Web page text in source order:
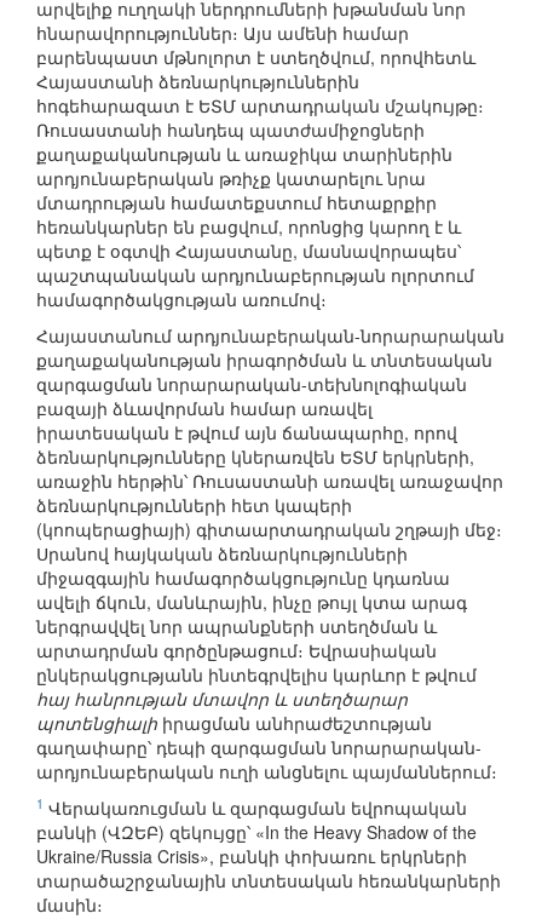
արվելիք ուղղակի ներդրումների խթանման նոր
հնարավորություններ։ Այս ամենի համար
բարենպաստ մթնոլորտ է ստեղծվում, որովհետև
Հայաստանի ձեռնարկություններին
հոգեհարազատ է ԵՏՄ արտադրական մշակույթը։
Ռուսաստանի հանդեպ պատժամիջոցների
քաղաքականության և առաջիկա տարիներին
արդյունաբերական թռիչք կատարելու նրա
մտադրության համատեքստում հետաքրքիր
հեռանկարներ են բացվում, որոնցից կարող է և
պետք է օգտվի Հայաստանը, մասնավորապես՝
պաշտպանական արդյունաբերության ոլորտում
համագործակցության առումով։
Հայաստանում արդյունաբերական-նորարարական
քաղաքականության իրագործման և տնտեսական
զարգացման նորարարական-տեխնոլոգիական
բազայի ձևավորման համար առավել
իրատեսական է թվում այն ճանապարհը, որով
ձեռնարկությունները կներառվեն ԵՏՄ երկրների,
առաջին հերթին՝ Ռուսաստանի առավել առաջավոր
ձեռնարկությունների հետ կապերի
(կոոպերացիայի) գիտաարտադրական շղթայի մեջ։
Սրանով հայկական ձեռնարկությունների
միջազգային համագործակցությունը կդառնա
ավելի ճկուն, մանևրային, ինչը թույլ կտա արագ
ներգրավվել նոր ապրանքների ստեղծման և
արտադրման գործընթացում։ Եվրասիական
ընկերակցությանն ինտեգրվելիս կարևոր է թվում
հայ հանրության մտավոր և ստեղծարար
պոտենցիալի իրացման անհրաժեշտության
գաղափարը՝ դեպի զարգացման նորարարական-
արդյունաբերական ուղի անցնելու պայմաններում։
1 Վերակառուցման և զարգացման եվրոպական
բանկի (ՎԶԵԲ) զեկույցը՝ «In the Heavy Shadow of the
Ukraine/Russia Crisis», բանկի փոխառու երկրների
տարածաշրջանային տնտեսական հեռանկարների
մասին։